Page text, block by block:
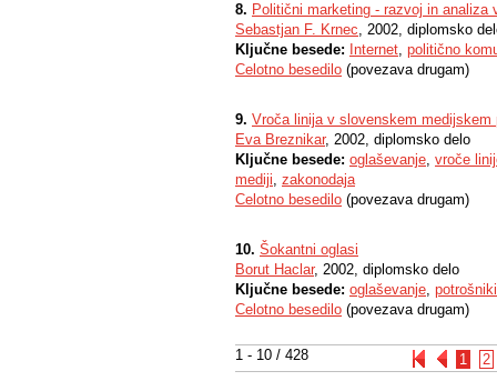
1 - 10 / 428 1 2
8. Politični marketing - razvoj in analiza
Sebastjan F. Krnec, 2002, diplomsko
Ključne besede: Internet, politično
Celotno besedilo (povezava drugam)
9. Vroča linija v slovenskem medijskem
Eva Breznikar, 2002, diplomsko delo
Ključne besede: oglaševanje, vroče
mediji, zakonodaja
Celotno besedilo (povezava drugam)
10. Šokantni oglasi
Borut Haclar, 2002, diplomsko delo
Ključne besede: oglaševanje, potrošniki
Celotno besedilo (povezava drugam)